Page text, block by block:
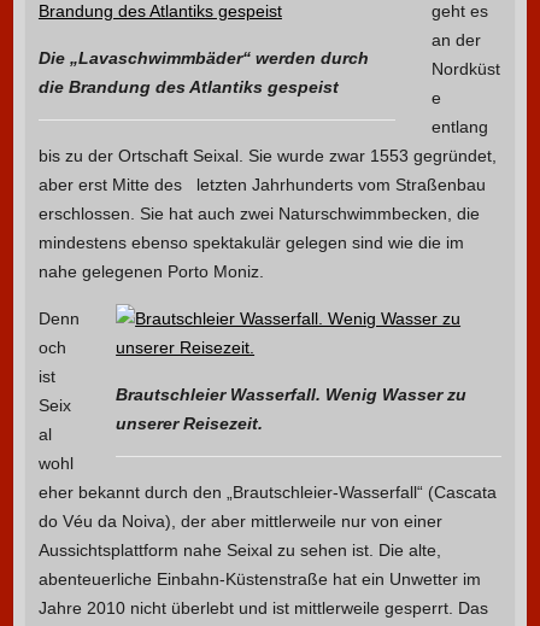
Die „Lavaschwimmbäder“ werden durch
die Brandung des Atlantiks gespeist
geht es
an der
Nordküst
e
entlang
bis zu der Ortschaft Seixal. Sie wurde zwar 1553 gegründet,
aber erst Mitte des letzten Jahrhunderts vom Straßenbau
erschlossen. Sie hat auch zwei Naturschwimmbecken, die
mindestens ebenso spektakulär gelegen sind wie die im
nahe gelegenen Porto Moniz.
Brautschleier Wasserfall. Wenig Wasser zu
unserer Reisezeit.
Denn
och
ist
Seix
al
wohl
eher bekannt durch den „Brautschleier-Wasserfall“ (Cascata
do Véu da Noiva), der aber mittlerweile nur von einer
Aussichtsplattform nahe Seixal zu sehen ist. Die alte,
abenteuerliche Einbahn-Küstenstraße hat ein Unwetter im
Jahre 2010 nicht überlebt und ist mittlerweile gesperrt. Das